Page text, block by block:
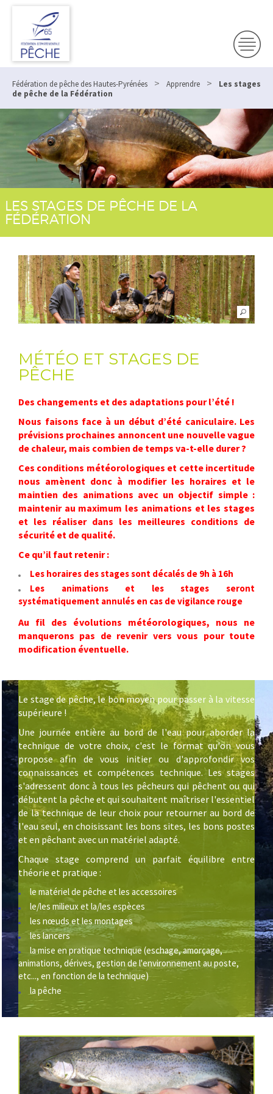
Fédération de pêche des Hautes-Pyrénées > Apprendre >
Les stages
de pêche de la Fédération
LES STAGES DE PÊCHE DE LA
FÉDÉRATION
MÉTÉO ET STAGES DE
PÊCHE
Des changements et des adaptations pour l’été !
Nous faisons face à un début d’été caniculaire. Les
prévisions prochaines annoncent une nouvelle vague
de chaleur, mais combien de temps va-t-elle durer ?
Ces conditions météorologiques et cette incertitude
nous amènent donc à modifier les horaires et le
maintien des animations avec un objectif simple :
maintenir au maximum les animations et les stages
et les réaliser dans les meilleures conditions de
sécurité et de qualité.
Ce qu’il faut retenir :
Les horaires des stages sont décalés de 9h à 16h
Les animations et les stages seront
systématiquement annulés en cas de vigilance rouge
Au fil des évolutions météorologiques, nous ne
manquerons pas de revenir vers vous pour toute
modification éventuelle.
Le stage de pêche, le bon moyen pour passer à la vitesse
supérieure !
Une journée entière au bord de l'eau pour aborder la
technique de votre choix, c'est le format qu'on vous
propose afin de vous initier ou d'approfondir vos
connaissances et compétences technique. Les stages
s'adressent donc à tous les pêcheurs qui pêchent ou qui
débutent la pêche et qui souhaitent maîtriser l'essentiel
de la technique de leur choix pour retourner au bord de
l'eau seul, en choisissant les bons sites, les bons postes
et en pêchant avec un matériel adapté.
Chaque stage comprend un parfait équilibre entre
théorie et pratique :
le matériel de pêche et les accessoires
le/les milieux et la/les espèces
les nœuds et les montages
les lancers
la mise en pratique technique (eschage, amorçage,
animations, dérives, gestion de l'environnement au poste,
etc..., en fonction de la technique)
la pêche